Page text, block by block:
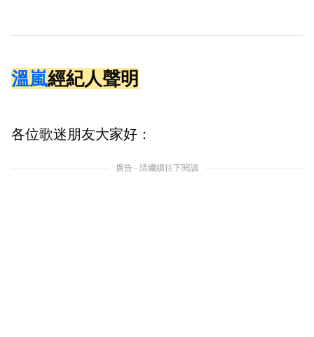
溫嵐經紀人聲明
各位歌迷朋友大家好：
廣告 - 請繼續往下閱讀